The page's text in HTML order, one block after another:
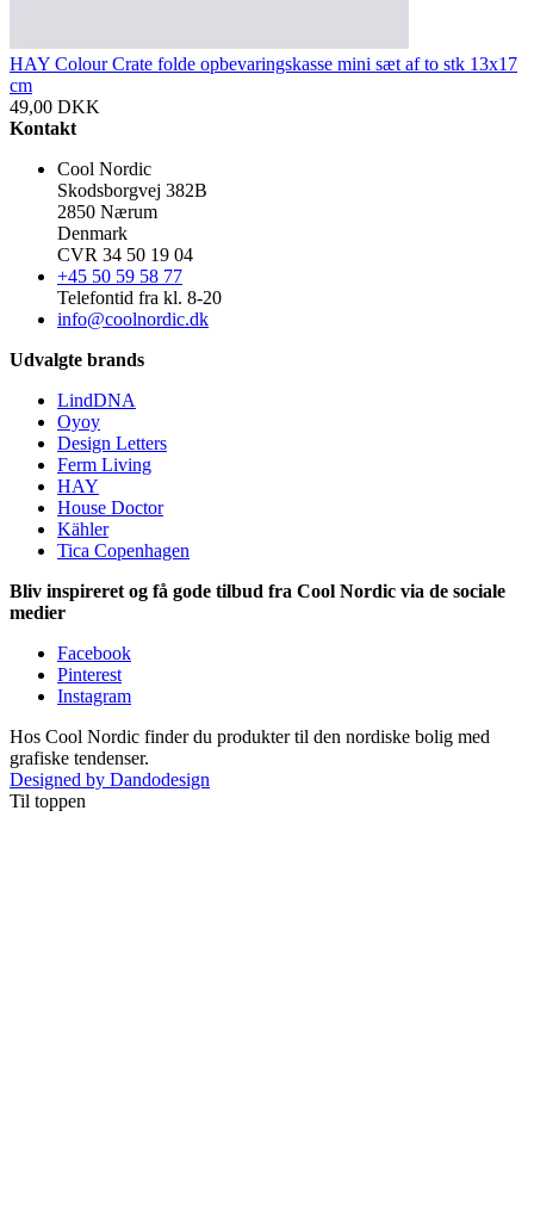
HAY Colour Crate folde opbevaringskasse mini sæt af to stk 13x17
cm
49,00 DKK
Kontakt
Cool Nordic
Skodsborgvej 382B
2850 Nærum
Denmark
CVR 34 50 19 04
+45 50 59 58 77
Telefontid fra kl. 8-20
info@coolnordic.dk
Udvalgte brands
LindDNA
Oyoy
Design Letters
Ferm Living
HAY
House Doctor
Kähler
Tica Copenhagen
Bliv inspireret og få gode tilbud fra Cool Nordic via de sociale
medier
Facebook
Pinterest
Instagram
Hos Cool Nordic finder du produkter til den nordiske bolig med
grafiske tendenser.
Designed by Dandodesign
Til toppen